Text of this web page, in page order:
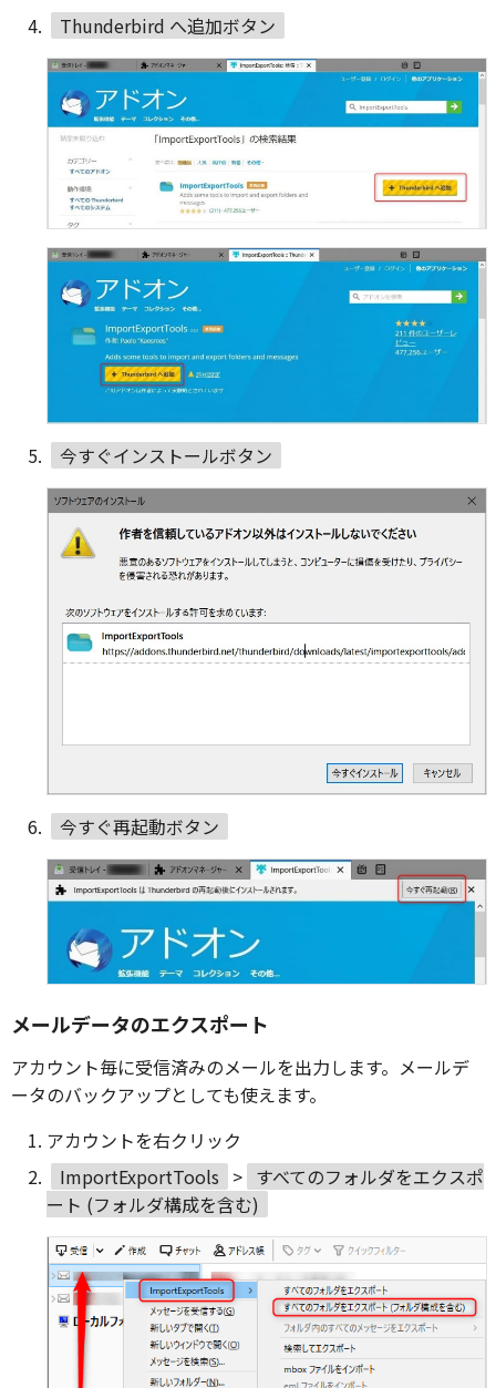
Thunderbird へ追加ボタン
今すぐインストールボタン
今すぐ再起動ボタン
メールデータのエクスポート
アカウント毎に受信済みのメールを出力します。メールデ
ータのバックアップとしても使えます。
アカウントを右クリック
ImportExportTools > すべてのフォルダをエクスポ
ート (フォルダ構成を含む)